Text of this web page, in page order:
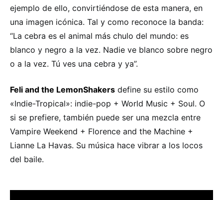
ejemplo de ello, convirtiéndose de esta manera, en
una imagen icónica. Tal y como reconoce la banda:
“La cebra es el animal más chulo del mundo: es
blanco y negro a la vez. Nadie ve blanco sobre negro
o a la vez. Tú ves una cebra y ya”.
Feli and the LemonShakers define su estilo como
«Indie-Tropical»: indie-pop + World Music + Soul. O
si se prefiere, también puede ser una mezcla entre
Vampire Weekend + Florence and the Machine +
Lianne La Havas. Su música hace vibrar a los locos
del baile.